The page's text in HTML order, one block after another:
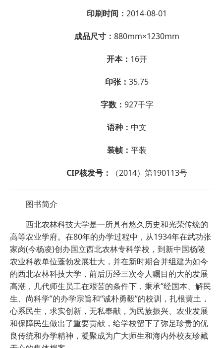
印刷时间： 2014-08-01
成品尺寸： 880mm×1230mm
开本： 16开
印张： 35.75
字数： 927千字
语种： 中文
装帧： 平装
CIP核发号： （2014）第190113号
图书简介
西北农林科技大学是一所具有悠久历史和光荣传统的
高等农业学府。在80年的办学过程中，从1934年在武功张
家岗(今杨凌)创办国立西北农林专科学校，到新中国杨陵
农业科教单位蓬勃发展壮大，并在新时期合并组建为如今
的西北农林科技大学，前后历经三次令人嘱目的大的发展
高潮，几代师生员工在艰苦的条件下，秉承“经国本、解民
生、尚科学”的办学宗旨和“诚朴勇毅”的校训，扎根黄土，
心系民生，求实创新，无私奉献，为民族振兴、农业发展
和保障民生做出了重要贡献，给学校留下了弥足珍贵的优
良传统和办学精神，凝聚成为广大师生和海内外校友珍藏